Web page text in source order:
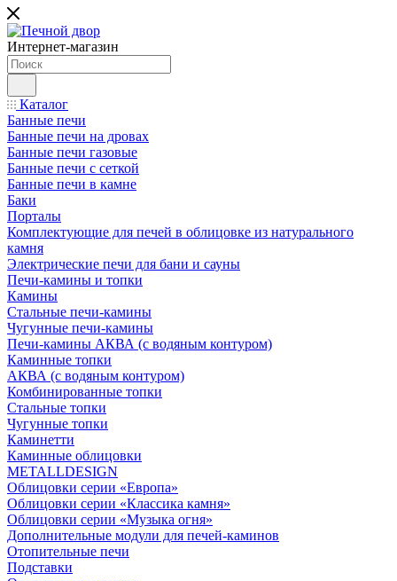
Интернет-магазин
Каталог
Банные печи
Банные печи на дровах
Банные печи газовые
Банные печи с сеткой
Банные печи в камне
Баки
Порталы
Комплектующие для печей в облицовке из натурального
камня
Электрические печи для бани и сауны
Печи-камины и топки
Камины
Стальные печи-камины
Чугунные печи-камины
Печи-камины АКВА (с водяным контуром)
Каминные топки
АКВА (с водяным контуром)
Комбинированные топки
Стальные топки
Чугунные топки
Каминетти
Каминные облицовки
METALLDESIGN
Облицовки серии «Европа»
Облицовки серии «Классика камня»
Облицовки серии «Музыка огня»
Дополнительные модули для печей-каминов
Отопительные печи
Подставки